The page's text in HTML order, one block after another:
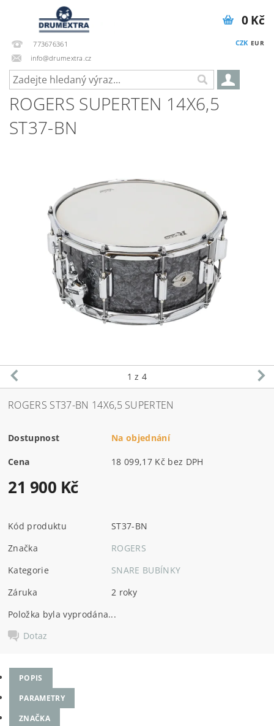
773676361
info@drumextra.cz
CZK EUR
0 Kč
ROGERS SUPERTEN 14X6,5
ST37-BN
1 z 4
ROGERS ST37-BN 14X6,5 SUPERTEN
Dostupnost Na objednání
Cena 18 099,17 Kč bez DPH
21 900 Kč
Kód produktu
ST37-BN
Značka
ROGERS
Kategorie
SNARE BUBÍNKY
Záruka
2 roky
Položka byla vyprodána...
Dotaz
POPIS
PARAMETRY
ZNAČKA